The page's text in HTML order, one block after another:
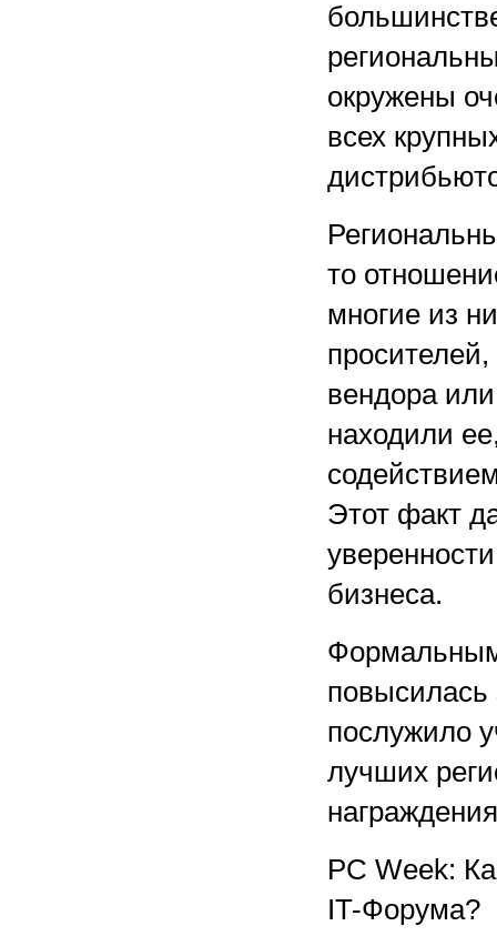
окружены
всех
то
многие из
вендора
находили
Этот факт
бизнеса.
Формальным
повысилась
послужило
лучших
PC Week:
IT-Форума?